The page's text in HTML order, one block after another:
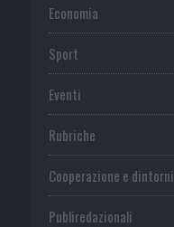
Economia
Sport
Eventi
Rubriche
Cooperazione e dintorni
Publiredazionali